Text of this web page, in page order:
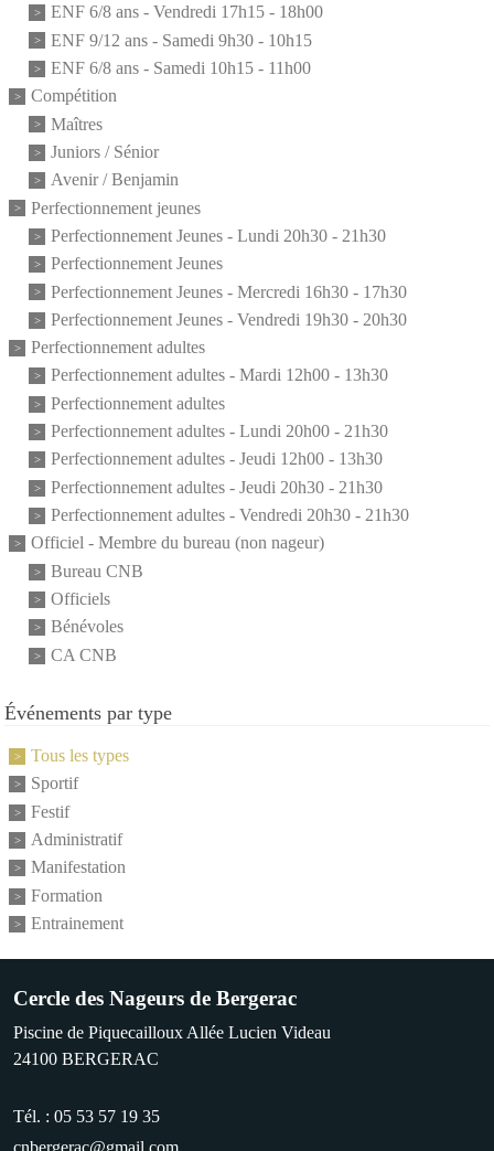
ENF 6/8 ans - Vendredi 17h15 - 18h00
ENF 9/12 ans - Samedi 9h30 - 10h15
ENF 6/8 ans - Samedi 10h15 - 11h00
Compétition
Maîtres
Juniors / Sénior
Avenir / Benjamin
Perfectionnement jeunes
Perfectionnement Jeunes - Lundi 20h30 - 21h30
Perfectionnement Jeunes
Perfectionnement Jeunes - Mercredi 16h30 - 17h30
Perfectionnement Jeunes - Vendredi 19h30 - 20h30
Perfectionnement adultes
Perfectionnement adultes - Mardi 12h00 - 13h30
Perfectionnement adultes
Perfectionnement adultes - Lundi 20h00 - 21h30
Perfectionnement adultes - Jeudi 12h00 - 13h30
Perfectionnement adultes - Jeudi 20h30 - 21h30
Perfectionnement adultes - Vendredi 20h30 - 21h30
Officiel - Membre du bureau (non nageur)
Bureau CNB
Officiels
Bénévoles
CA CNB
Événements par type
Tous les types
Sportif
Festif
Administratif
Manifestation
Formation
Entrainement
Cercle des Nageurs de Bergerac
Piscine de Piquecailloux Allée Lucien Videau
24100 BERGERAC
Tél. : 05 53 57 19 35